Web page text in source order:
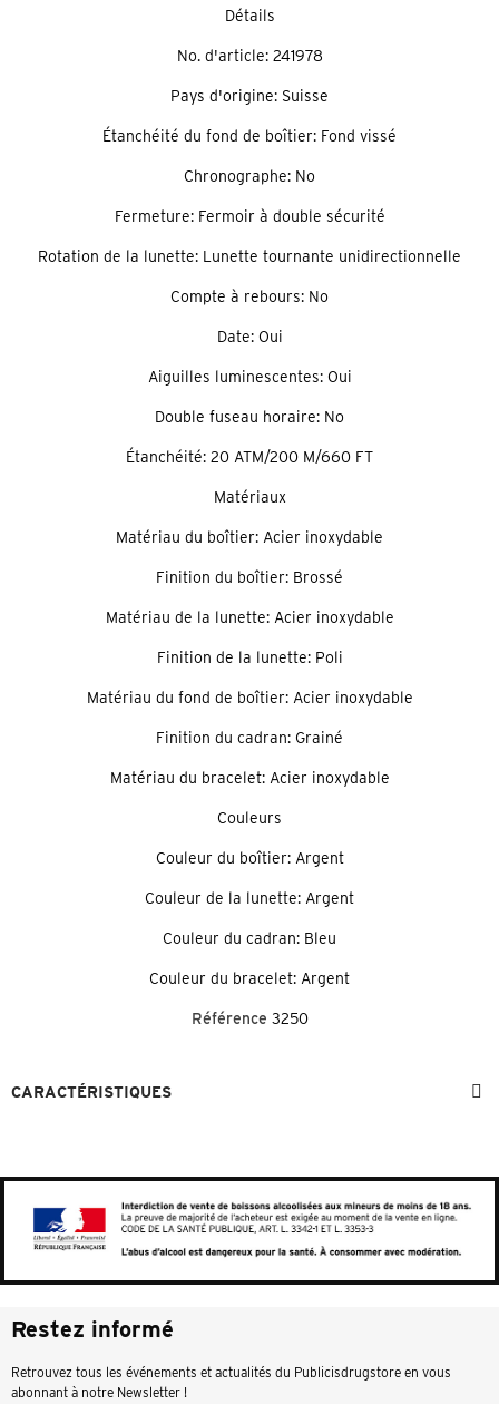
Détails
No. d'article: 241978
Pays d'origine: Suisse
Étanchéité du fond de boîtier: Fond vissé
Chronographe: No
Fermeture: Fermoir à double sécurité
Rotation de la lunette: Lunette tournante unidirectionnelle
Compte à rebours: No
Date: Oui
Aiguilles luminescentes: Oui
Double fuseau horaire: No
Étanchéité: 20 ATM/200 M/660 FT
Matériaux
Matériau du boîtier: Acier inoxydable
Finition du boîtier: Brossé
Matériau de la lunette: Acier inoxydable
Finition de la lunette: Poli
Matériau du fond de boîtier: Acier inoxydable
Finition du cadran: Grainé
Matériau du bracelet: Acier inoxydable
Couleurs
Couleur du boîtier: Argent
Couleur de la lunette: Argent
Couleur du cadran: Bleu
Couleur du bracelet: Argent
Référence 3250
CARACTÉRISTIQUES
Restez informé
Retrouvez tous les événements et actualités du Publicisdrugstore en vous
abonnant à notre Newsletter !